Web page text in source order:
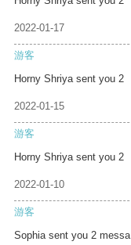
2022-01-17
游客
Horny Shriya sent you 2
2022-01-15
游客
Horny Shriya sent you 2
2022-01-10
游客
Sophia sent you 2 messa